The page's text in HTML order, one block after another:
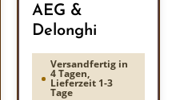
AEG &
Delonghi
Versandfertig in
4 Tagen,
Lieferzeit 1-3
Tage